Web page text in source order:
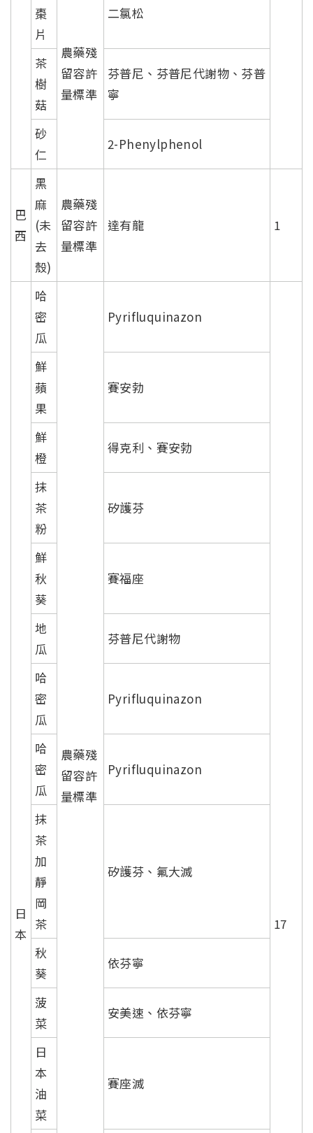
棗
片
農藥殘
留容許
量標準
二氯松
茶
樹
菇
芬普尼、芬普尼代謝物、芬普
寧
砂
仁
2-Phenylphenol
巴
西
黑
麻
(未
去
殼)
農藥殘
留容許
量標準
達有龍 1
日
本
哈
密
瓜
農藥殘
留容許
量標準
Pyrifluquinazon
17
鮮
蘋
果
賽安勃
鮮
橙
得克利、賽安勃
抹
茶
粉
矽護芬
鮮
秋
葵
賽福座
地
瓜
芬普尼代謝物
哈
密
瓜
Pyrifluquinazon
哈
密
瓜
Pyrifluquinazon
抹
茶
加
靜
岡
茶
矽護芬、氟大滅
秋
葵
依芬寧
菠
菜
安美速、依芬寧
日
本
油
菜
賽座滅